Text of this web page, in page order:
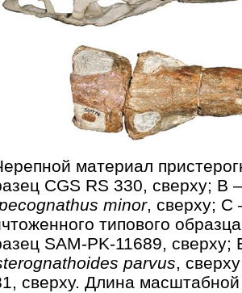
материал
CGS RS 330, сверху; B
minor, сверху; C
типового
SAM-PK-11689,
parvus,
сверху. Длина